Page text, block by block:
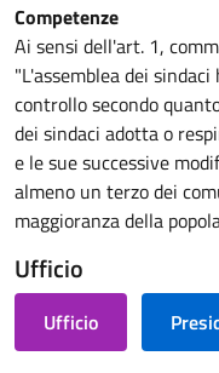
Competenze
Ai sensi dell'art. 1,
"L'assemblea dei
controllo secondo
dei sindaci adotta o
e le sue successive
almeno un terzo dei
maggioranza della
Ufficio
Ufficio